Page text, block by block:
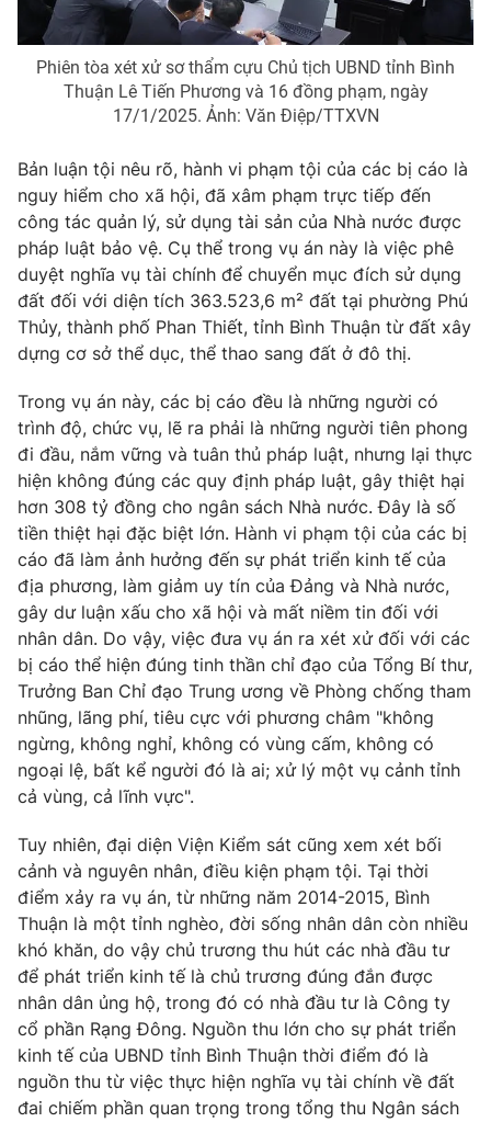
Phiên tòa xét xử sơ thẩm cựu Chủ tịch UBND tỉnh Bình
Thuận Lê Tiến Phương và 16 đồng phạm, ngày
17/1/2025. Ảnh: Văn Điệp/TTXVN
Bản luận tội nêu rõ, hành vi phạm tội của các bị cáo là
nguy hiểm cho xã hội, đã xâm phạm trực tiếp đến
công tác quản lý, sử dụng tài sản của Nhà nước được
pháp luật bảo vệ. Cụ thể trong vụ án này là việc phê
duyệt nghĩa vụ tài chính để chuyển mục đích sử dụng
đất đối với diện tích 363.523,6 m² đất tại phường Phú
Thủy, thành phố Phan Thiết, tỉnh Bình Thuận từ đất xây
dựng cơ sở thể dục, thể thao sang đất ở đô thị.
Trong vụ án này, các bị cáo đều là những người có
trình độ, chức vụ, lẽ ra phải là những người tiên phong
đi đầu, nắm vững và tuân thủ pháp luật, nhưng lại thực
hiện không đúng các quy định pháp luật, gây thiệt hại
hơn 308 tỷ đồng cho ngân sách Nhà nước. Đây là số
tiền thiệt hại đặc biệt lớn. Hành vi phạm tội của các bị
cáo đã làm ảnh hưởng đến sự phát triển kinh tế của
địa phương, làm giảm uy tín của Đảng và Nhà nước,
gây dư luận xấu cho xã hội và mất niềm tin đối với
nhân dân. Do vậy, việc đưa vụ án ra xét xử đối với các
bị cáo thể hiện đúng tinh thần chỉ đạo của Tổng Bí thư,
Trưởng Ban Chỉ đạo Trung ương về Phòng chống tham
nhũng, lãng phí, tiêu cực với phương châm "không
ngừng, không nghỉ, không có vùng cấm, không có
ngoại lệ, bất kể người đó là ai; xử lý một vụ cảnh tỉnh
cả vùng, cả lĩnh vực".
Tuy nhiên, đại diện Viện Kiểm sát cũng xem xét bối
cảnh và nguyên nhân, điều kiện phạm tội. Tại thời
điểm xảy ra vụ án, từ những năm 2014-2015, Bình
Thuận là một tỉnh nghèo, đời sống nhân dân còn nhiều
khó khăn, do vậy chủ trương thu hút các nhà đầu tư
để phát triển kinh tế là chủ trương đúng đắn được
nhân dân ủng hộ, trong đó có nhà đầu tư là Công ty
cổ phần Rạng Đông. Nguồn thu lớn cho sự phát triển
kinh tế của UBND tỉnh Bình Thuận thời điểm đó là
nguồn thu từ việc thực hiện nghĩa vụ tài chính về đất
đai chiếm phần quan trọng trong tổng thu Ngân sách